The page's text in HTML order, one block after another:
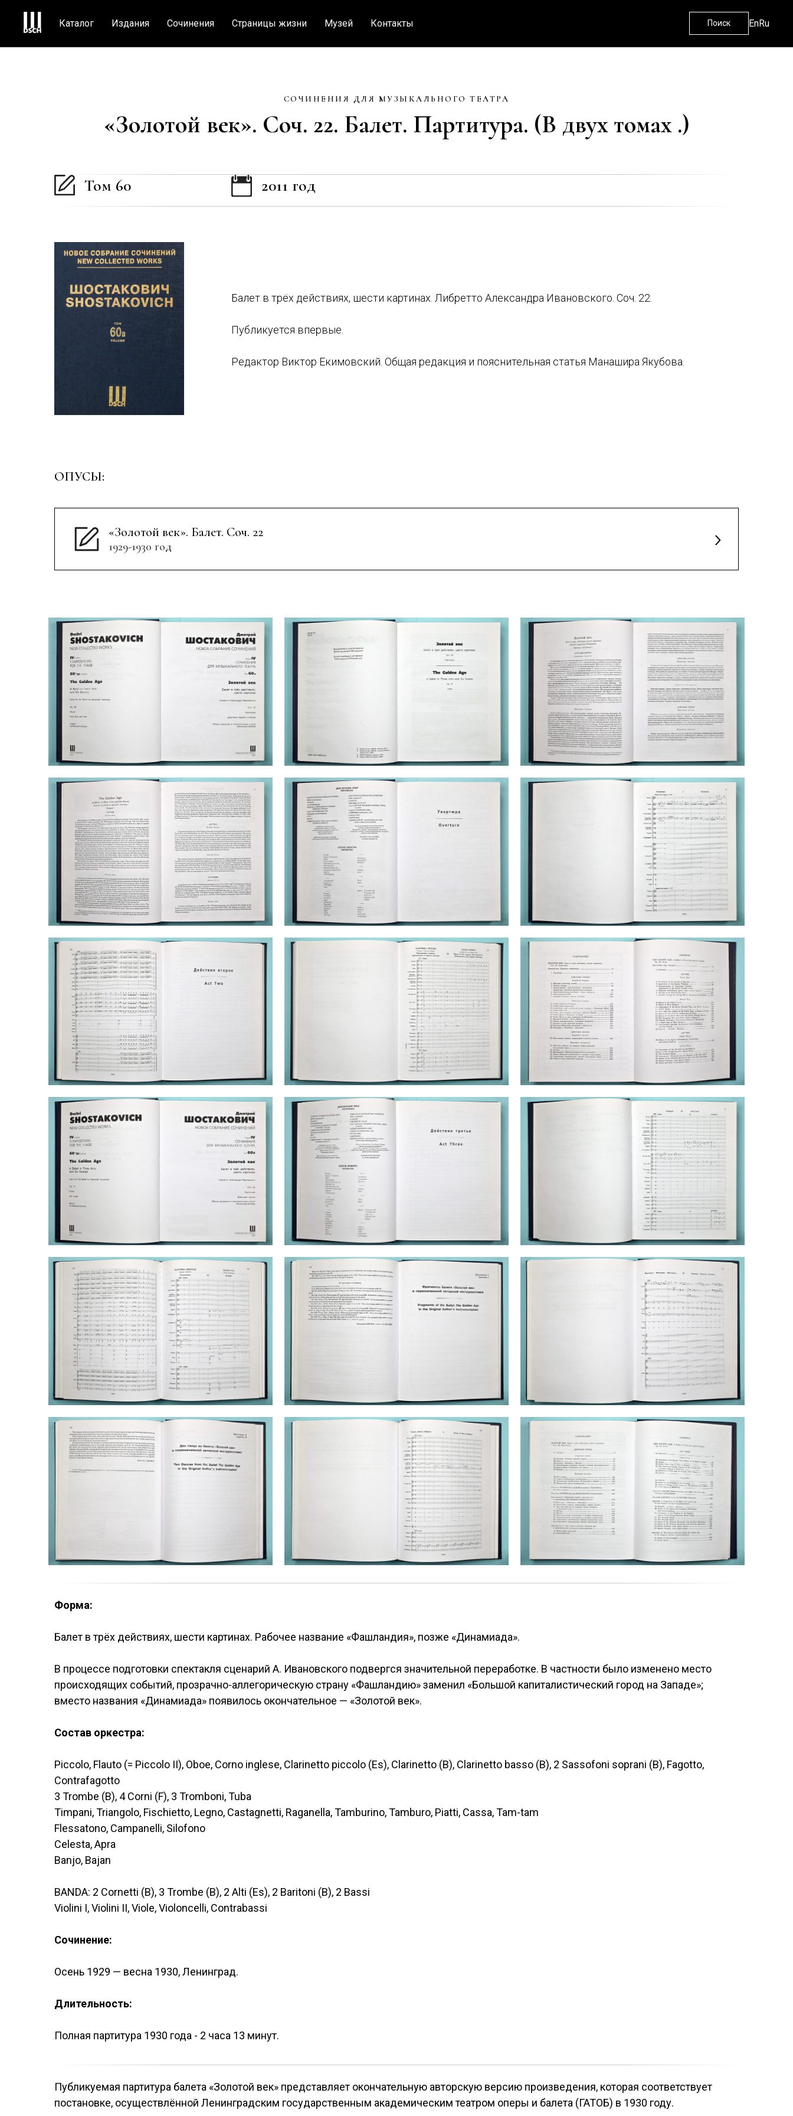
Каталог Издания Сочинения Страницы жизни Музей Контакты Поиск EnRu
СОЧИНЕНИЯ ДЛЯ МУЗЫКАЛЬНОГО ТЕАТРА
«Золотой век». Соч. 22. Балет. Партитура. (В двух томах .)
Том 60 2011 год
Балет в трёх действиях, шести картинах. Либретто Александра Ивановского. Соч. 22.
Публикуется впервые.
Редактор Виктор Екимовский. Общая редакция и пояснительная статья Манашира Якубова.
ОПУСЫ:
«Золотой век». Балет. Соч. 22
1929-1930 год
Форма:
Балет в трёх действиях, шести картинах. Рабочее название «Фашландия», позже «Динамиада».
В процессе подготовки спектакля сценарий А. Ивановского подвергся значительной переработке. В частности было изменено место
происходящих событий, прозрачно-аллегорическую страну «Фашландию» заменил «Большой капиталистический город на Западе»;
вместо названия «Динамиада» появилось окончательное — «Золотой век».
Состав оркестра:
Piccolo, Flauto (= Piccolo II), Oboe, Corno inglese, Clarinetto piccolo (Es), Clarinetto (B), Clarinetto basso (B), 2 Sassofoni soprani (B), Fagotto,
Contrafagotto
3 Trombe (B), 4 Corni (F), 3 Tromboni, Tuba
Timpani, Triangolo, Fischietto, Legno, Castagnetti, Raganella, Tamburino, Tamburo, Piatti, Cassa, Tam-tam
Flessatono, Campanelli, Silofono
Celesta, Apra
Banjo, Bajan
BANDA: 2 Cornetti (B), 3 Trombe (B), 2 Alti (Es), 2 Baritoni (B), 2 Bassi
Violini I, Violini II, Viole, Violoncelli, Contrabassi
Сочинение:
Осень 1929 — весна 1930, Ленинград.
Длительность:
Полная партитура 1930 года - 2 часа 13 минут.
Публикуемая партитура балета «Золотой век» представляет окончательную авторскую версию произведения, которая соответствует
постановке, осуществлённой Ленинградским государственным академическим театром оперы и балета (ГАТОБ) в 1930 году.